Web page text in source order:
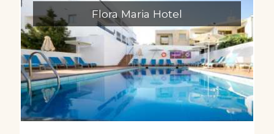
Flora Maria Hotel